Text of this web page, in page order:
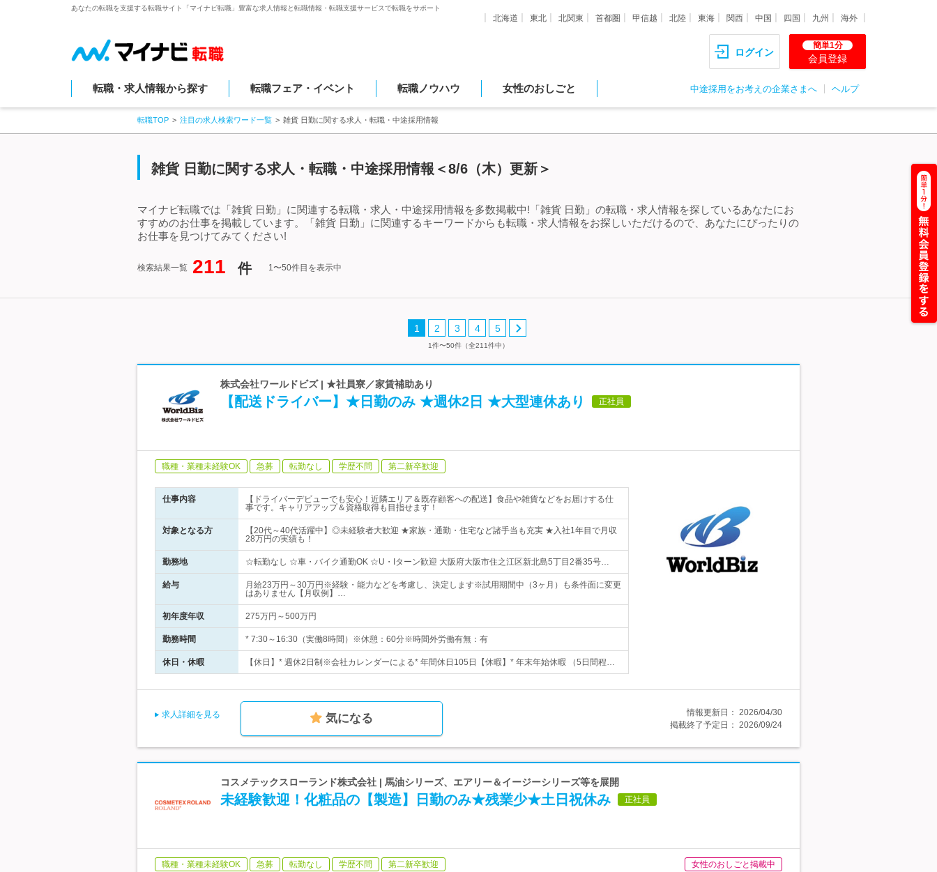
あなたの転職を支援する転職サイト「マイナビ転職」豊富な求人情報と転職情報・転職支援サービスで転職をサポート
北海道 東北 北関東 首都圏 甲信越 北陸 東海 関西 中国 四国 九州 海外
ログイン
簡単1分
会員登録
転職・求人情報から探す 転職フェア・イベント 転職ノウハウ 女性のおしごと 中途採用をお考えの企業さまへ ヘルプ
転職TOP 注目の求人検索ワード一覧 雑貨 日勤に関する求人・転職・中途採用情報
雑貨 日勤に関する求人・転職・中途採用情報＜8/6（木）更新＞
マイナビ転職では「雑貨 日勤」に関連する転職・求人・中途採用情報を多数掲載中!「雑貨 日勤」の転職・求人情報を探しているあなたにお
すすめのお仕事を掲載しています。「雑貨 日勤」に関連するキーワードからも転職・求人情報をお探しいただけるので、あなたにぴったりの
お仕事を見つけてみてください!
検索結果一覧 211 件 1〜50件目を表示中
1 2 3 4 5
1件〜50件（全211件中）
株式会社ワールドビズ | ★社員寮／家賃補助あり
【配送ドライバー】★日勤のみ ★週休2日 ★大型連休あり 正社員
職種・業種未経験OK 急募 転勤なし 学歴不問 第二新卒歓迎
仕事内容
【ドライバーデビューでも安心！近隣エリア＆既存顧客への配送】食品や雑貨などをお届けする仕
事です。キャリアアップ＆資格取得も目指せます！
対象となる方
【20代～40代活躍中】◎未経験者大歓迎 ★家族・通勤・住宅など諸手当も充実 ★入社1年目で月収
28万円の実績も！
勤務地 ☆転勤なし ☆車・バイク通勤OK ☆U・Iターン歓迎 大阪府大阪市住之江区新北島5丁目2番35号…
給与
月給23万円～30万円※経験・能力などを考慮し、決定します※試用期間中（3ヶ月）も条件面に変更
はありません【月収例】…
初年度年収 275万円～500万円
勤務時間 * 7:30～16:30（実働8時間）※休憩：60分※時間外労働有無：有
休日・休暇 【休日】* 週休2日制※会社カレンダーによる* 年間休日105日【休暇】* 年末年始休暇 （5日間程…
求人詳細を見る 気になる 情報更新日： 2026/04/30
掲載終了予定日： 2026/09/24
コスメテックスローランド株式会社 | 馬油シリーズ、エアリー＆イージーシリーズ等を展開
未経験歓迎！化粧品の【製造】日勤のみ★残業少★土日祝休み 正社員
職種・業種未経験OK 急募 転勤なし 学歴不問 第二新卒歓迎 女性のおしごと掲載中